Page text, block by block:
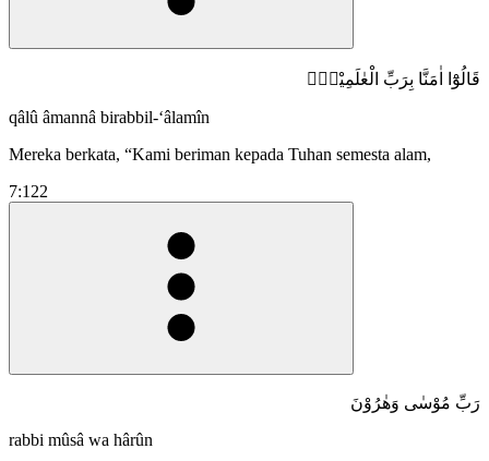
قَالُوْٓا اٰمَنَّا بِرَبِّ الْعٰلَمِيْنَۙ
qâlû âmannâ birabbil-‘âlamîn
Mereka berkata, “Kami beriman kepada Tuhan semesta alam,
7:122
رَبِّ مُوْسٰى وَهٰرُوْنَ
rabbi mûsâ wa hârûn